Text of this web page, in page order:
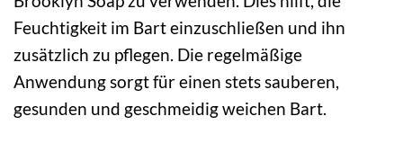
Feuchtigkeit im Bart einzuschließen und ihn
zusätzlich zu pflegen. Die regelmäßige
Anwendung sorgt für einen stets sauberen,
gesunden und geschmeidig weichen Bart.